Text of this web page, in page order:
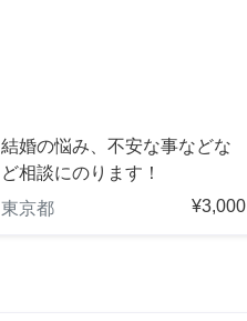
結婚の悩み、不安な事などな
ど相談にのります！
東京都
¥3,000